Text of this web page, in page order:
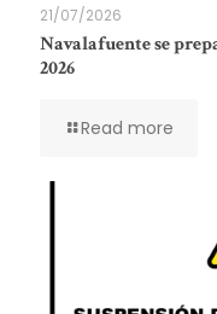
21/07/2026
Navalafuente se
2026
Read more